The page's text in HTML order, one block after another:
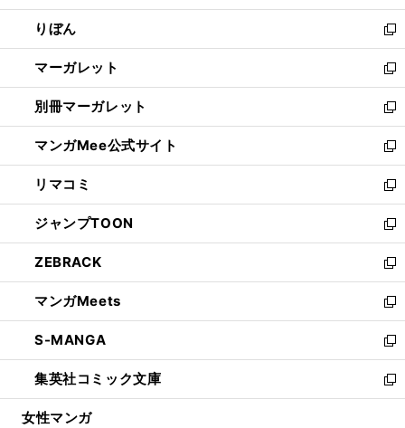
開
く
ウ
で
開
く
ン
ド
ウ
で
開
く
ウ
ィ
ン
ド
ウ
で
開
く
りぼん
新
し
い
ウ
ィ
ン
ド
ウ
で
開
く
マーガレット
新
し
い
ウ
ィ
ン
ド
ウ
で
開
く
別冊マーガレット
新
し
い
ウ
ィ
ン
ド
ウ
で
開
く
マンガMee公式サイト
新
し
い
ウ
ィ
ン
ド
ウ
で
開
く
リマコミ
新
し
い
ウ
ィ
ン
ド
ウ
で
開
く
ジャンプTOON
新
し
い
ウ
ィ
ン
ド
ウ
で
開
ZEBRACK
新
し
い
ウ
ィ
ン
ド
ウ
マンガMeets
新
し
い
ウ
ィ
ン
S-MANGA
新
し
い
ウ
集英社コミック文庫
新
し
女性マンガ